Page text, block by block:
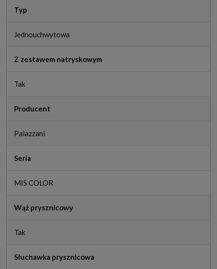
Typ
Jednouchwytowa
Z zestawem natryskowym
Tak
Producent
Palazzani
Seria
MIS COLOR
Wąż prysznicowy
Tak
Słuchawka prysznicowa